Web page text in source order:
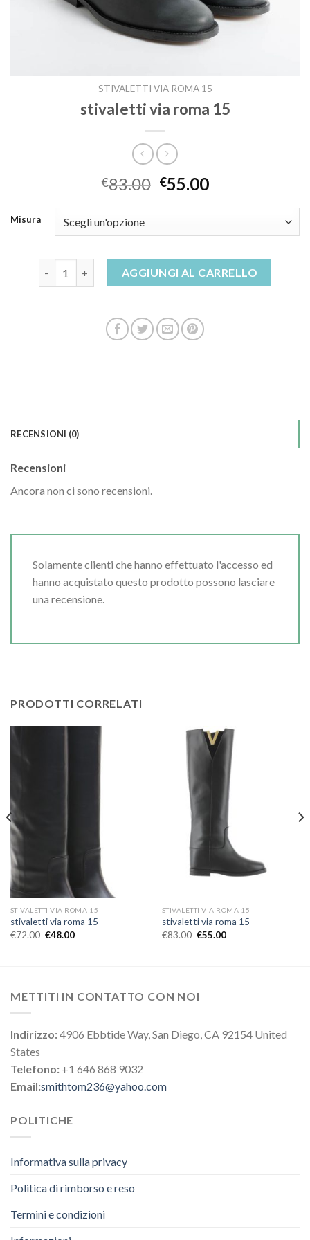
STIVALETTI VIA ROMA 15
stivaletti via roma 15
€83.00 €55.00
Misura
stivaletti via roma 15 quantitàAGGIUNGI AL CARRELLO
RECENSIONI (0)
Recensioni
Ancora non ci sono recensioni.
Solamente clienti che hanno effettuato l'accesso ed
hanno acquistato questo prodotto possono lasciare
una recensione.
PRODOTTI CORRELATI
STIVALETTI VIA ROMA 15
stivaletti via roma 15
€72.00 €48.00
STIVALETTI VIA ROMA 15
stivaletti via roma 15
€83.00 €55.00
METTITI IN CONTATTO CON NOI
Indirizzo:4906 Ebbtide Way, San Diego, CA 92154 United
States
Telefono: +1 646 868 9032
Email:smithtom236@yahoo.com
POLITICHE
Informativa sulla privacy
Politica di rimborso e reso
Termini e condizioni